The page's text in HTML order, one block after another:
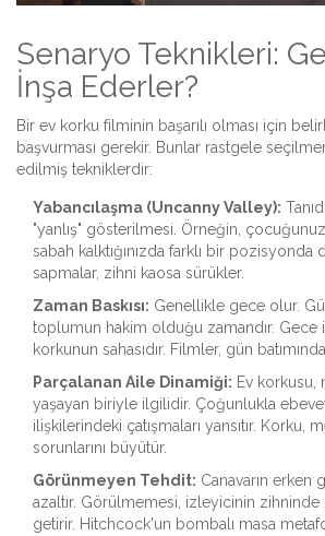
Senaryo Teknikleri:
İnşa Ederler?
Bir ev korku filminin başarılı olması için
başvurması gerekir. Bunlar rastgele
edilmiş tekniklerdir:
Yabancılaşma (Uncanny Valley):
"yanlış" gösterilmesi. Örneğin,
sabah kalktığınızda farklı bir pozisyonda
sapmalar, zihni kaosa sürükler.
Zaman Baskısı: Genellikle gece olur.
toplumun hakim olduğu zamandır. Gece
korkunun sahasıdır. Filmler, gün
Parçalanan Aile Dinamiği: Ev korkusu,
yaşayan biriyle ilgilidir. Çoğunlukla
ilişkilerindeki çatışmaları yansıtır. Korku,
sorunlarını büyütür.
Görünmeyen Tehdit: Canavarın
azaltır. Görülmemesi, izleyicinin zihninde
getirir. Hitchcock'un bombalı masa